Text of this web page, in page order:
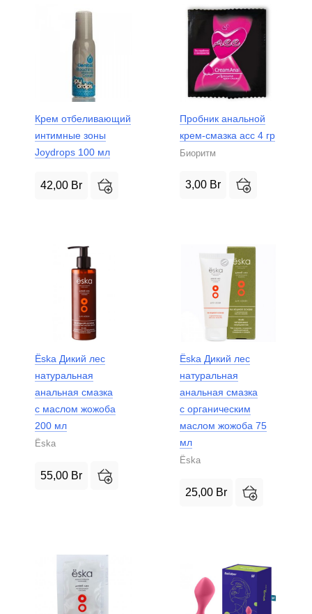
Крем отбеливающий
интимные зоны
Joydrops 100 мл
42,00 Br
Пробник анальной
крем-смазка асс 4 гр
Биоритм
3,00 Br
Ёska Дикий лес
натуральная
анальная смазка
с маслом жожоба
200 мл
Ёska
55,00 Br
Ёska Дикий лес
натуральная
анальная смазка
с органическим
маслом жожоба 75
мл
Ёska
25,00 Br